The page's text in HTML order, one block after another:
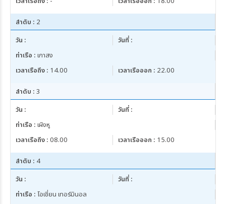
ลำดับ : 2
วัน :
วันที่ :
ท่าเรือ : เกาสง
เวลาเรือถึง : 14.00 เวลาเรือออก : 22.00
ลำดับ : 3
วัน :
วันที่ :
ท่าเรือ : เผิงหู
เวลาเรือถึง : 08.00 เวลาเรือออก : 15.00
ลำดับ : 4
วัน :
วันที่ :
ท่าเรือ : โอเชี่ยน เทอร์มินอล